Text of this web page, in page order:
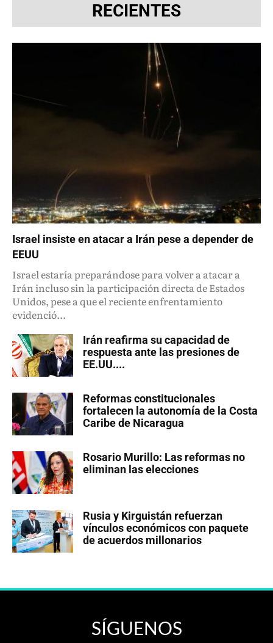
RECIENTES
Israel insiste en atacar a Irán pese a depender de
EEUU
Israel estaría preparándose para volver a atacar a
Irán incluso sin la participación directa de Estados
Unidos, pese a que el reciente enfrentamiento
evidenció...
Irán reafirma su capacidad de
respuesta ante las presiones de
EE.UU....
Reformas constitucionales
fortalecen la autonomía de la Costa
Caribe de Nicaragua
Rosario Murillo: Las reformas no
eliminan las elecciones
Rusia y Kirguistán refuerzan
vínculos económicos con paquete
de acuerdos millonarios
SÍGUENOS